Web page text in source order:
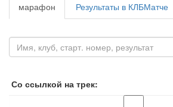
марафон Результаты в КЛБМатче
Со ссылкой на трек: